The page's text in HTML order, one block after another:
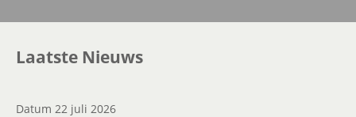
Laatste Nieuws
Datum 22 juli 2026